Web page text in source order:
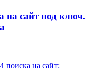
на сайт под ключ.
поиска на сайт: